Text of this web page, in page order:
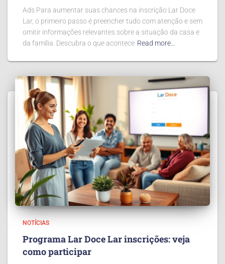
Ads Para aumentar suas chances na inscrição Lar Doce
Lar, o primeiro passo é preencher tudo com atenção e sem
omitir informações relevantes sobre a situação da casa e
da família. Descubra o que acontece Read more…
NOTÍCIAS
Programa Lar Doce Lar inscrições: veja
como participar